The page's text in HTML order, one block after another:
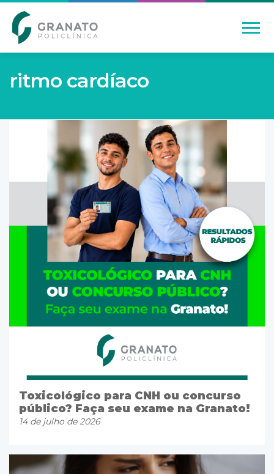
ritmo cardíaco
Toxicológico para CNH ou concurso
público? Faça seu exame na Granato!
14 de julho de 2026